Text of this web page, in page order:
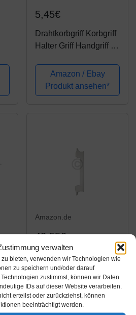
verwalten
bieten, verwenden wir Technologien wie
zu speichern und/oder darauf
zustimmst, können wir Daten
IDs auf dieser Website verarbeiten.
erteilst oder zurückziehst, können
beeinträchtigt werden.
5,45€
Drahtkorbgriff Korbgriff
Halter Griff Handgriff für
Gefriertruhe
Gefrierautomaten
ORIGINAL Liebherr
Amazon / Ebay
Produkt ansehen*
Amazon.de
43,55€
ORIGINAL Türgriff
Halter Griff Tür Stange
für Gefriertruhe
Liebherr 7422853
Amazon / Ebay
Produkt ansehen*